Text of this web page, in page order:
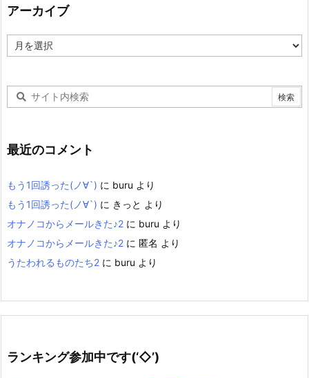
アーカイブ
ー
最近のコメント
もう1回誘った(ノ∀`) に buru より
もう1回誘った(ノ∀`) に きっと より
オナノコからメールきた♪2 に buru より
オナノコからメールきた♪2 に 匿名 より
うたわれるものたち2 に buru より
ランキング参加中です(‘◇’)ゞ